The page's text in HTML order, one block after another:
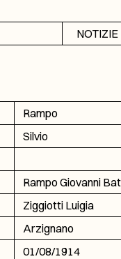
NOTIZIE
Rampo
Silvio
Rampo Giovanni
Ziggiotti Luigia
Arzignano
01/08/1914